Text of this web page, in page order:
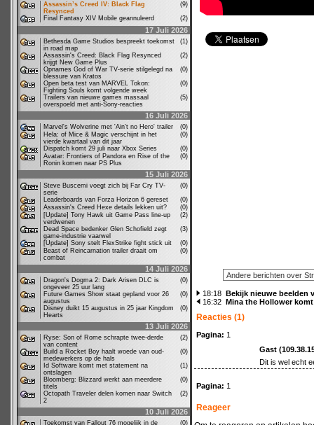
Assassin’s Creed IV: Black Flag
Resynced
(9)
Final Fantasy XIV Mobile geannuleerd
(2)
17 Juli 2026
Bethesda Game Studios bespreekt toekomst
in road map
(1)
Assassin's Creed: Black Flag Resynced
krijgt New Game Plus
(2)
Opnames God of War TV-serie stilgelegd na
blessure van Kratos
(0)
Open beta test van MARVEL Tokon:
Fighting Souls komt volgende week
(0)
Trailers van nieuwe games massaal
overspoeld met anti-Sony-reacties
(5)
16 Juli 2026
Marvel's Wolverine met 'Ain't no Hero' trailer
(0)
Hela: of Mice & Magic verschijnt in het
vierde kwartaal van dit jaar
(0)
Dispatch komt 29 juli naar Xbox Series
(0)
Avatar: Frontiers of Pandora en Rise of the
Ronin komen naar PS Plus
(0)
15 Juli 2026
Steve Buscemi voegt zich bij Far Cry TV-
serie
(0)
Leaderboards van Forza Horizon 6 gereset
(0)
Assassin's Creed Hexe details lekken uit?
(0)
[Update] Tony Hawk uit Game Pass line-up
verdwenen
(2)
Dead Space bedenker Glen Schofield zegt
game-industrie vaarwel
(3)
[Update] Sony stelt FlexStrike fight stick uit
(0)
Beast of Reincarnation trailer draait om
combat
(0)
14 Juli 2026
Dragon's Dogma 2: Dark Arisen DLC is
ongeveer 25 uur lang
(0)
Future Games Show staat gepland voor 26
augustus
(0)
Disney duikt 15 augustus in 25 jaar Kingdom
Hearts
(0)
13 Juli 2026
Ryse: Son of Rome schrapte twee-derde
van content
(2)
Build a Rocket Boy haalt woede van oud-
medewerkers op de hals
(0)
Id Software komt met statement na
ontslagen
(1)
Bloomberg: Blizzard werkt aan meerdere
titels
(0)
Octopath Traveler delen komen naar Switch
2
(2)
10 Juli 2026
Toekomst van Fallout 76 mogelijk in de (0)
18:18 Bekijk nieuwe beelden
16:32 Mina the Hollower
Reacties (1)
Pagina: 1
Gast
Dit is wel echt
Pagina: 1
Reageer